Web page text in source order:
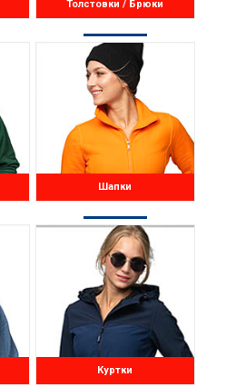
Толстовки / Брюки
Шапки
Куртки